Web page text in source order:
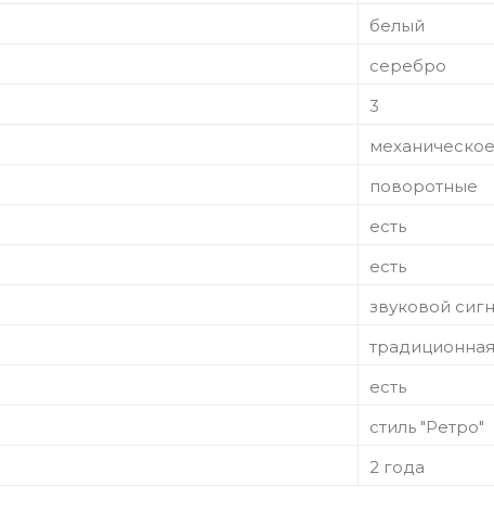
белый
серебро
3
механическое
поворотные
есть
есть
звуковой
традиционная
есть
стиль "Ретро"
2 года